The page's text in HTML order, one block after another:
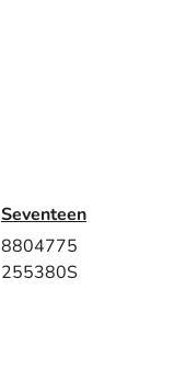
Seventeen
8804775
255380S